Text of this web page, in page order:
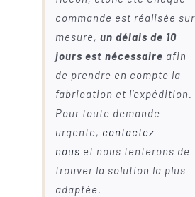
commande est réalisée sur
mesure, un délais de 10
jours est nécessaire afin
de prendre en compte la
fabrication et l’expédition.
Pour toute demande
urgente, contactez-
nous et nous tenterons de
trouver la solution la plus
adaptée.